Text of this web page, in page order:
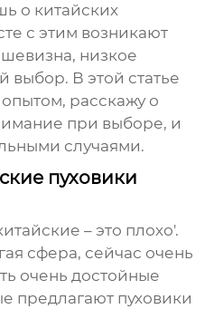
о китайских
с этим возникают
низкое
выбор. В этой статье
расскажу о
при выборе, и
случаями.
пуховики
– это плохо'.
сфера, сейчас очень
очень достойные
предлагают пуховики